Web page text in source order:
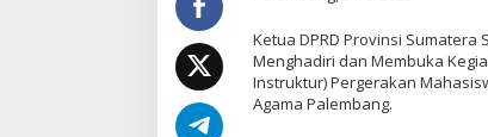
Ketua DPRD Provinsi Sumatera
Menghadiri dan Membuka
Instruktur) Pergerakan
Agama Palembang.